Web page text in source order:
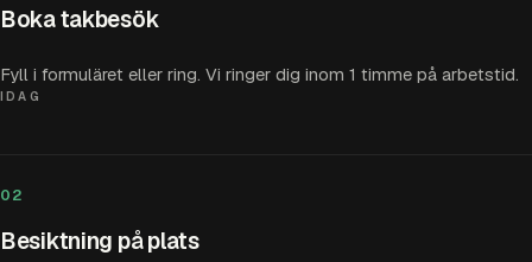
Boka takbesök
Fyll i formuläret eller ring. Vi ringer dig inom 1 timme på arbetstid.
IDAG
02
Besiktning på plats